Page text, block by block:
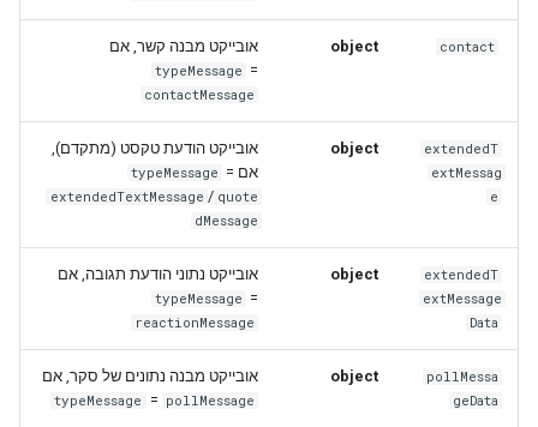
contact
object אובייקט מבנה קשר, אם
typeMessage =
contactMessage
extendedT
extMessag
e
object
אובייקט הודעת טקסט (מתקדם),
אם
typeMessage =
extendedTextMessage / quote
dMessage
extendedT
extMessage
Data
object אובייקט נתוני הודעת תגובה, אם
typeMessage =
reactionMessage
pollMessa
geData
object אובייקט מבנה נתונים של סקר, אם
typeMessage = pollMessage